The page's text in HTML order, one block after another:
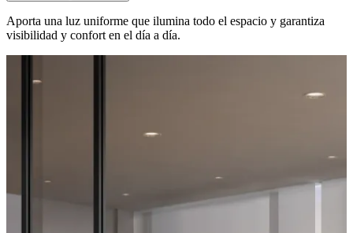
Aporta una luz uniforme que ilumina todo el espacio y garantiza
visibilidad y confort en el día a día.